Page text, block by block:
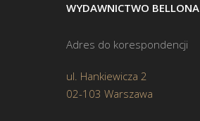
WYDAWNICTWO BELLONA
Adres do korespondencji
ul. Hankiewicza 2
02-103 Warszawa